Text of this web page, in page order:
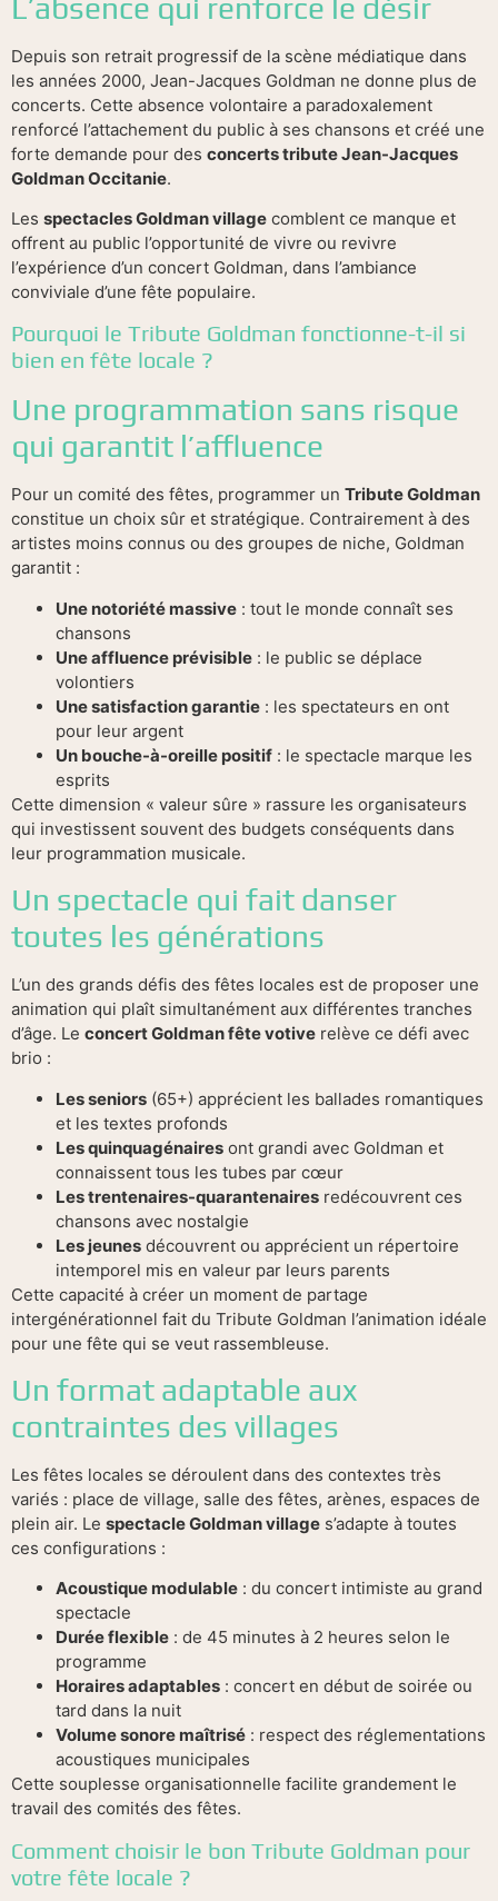
L’absence qui renforce le désir
Depuis son retrait progressif de la scène médiatique dans
les années 2000, Jean-Jacques Goldman ne donne plus de
concerts. Cette absence volontaire a paradoxalement
renforcé l’attachement du public à ses chansons et créé une
forte demande pour des concerts tribute Jean-Jacques
Goldman Occitanie.
Les spectacles Goldman village comblent ce manque et
offrent au public l’opportunité de vivre ou revivre
l’expérience d’un concert Goldman, dans l’ambiance
conviviale d’une fête populaire.
Pourquoi le Tribute Goldman fonctionne-t-il si
bien en fête locale ?
Une programmation sans risque
qui garantit l’affluence
Pour un comité des fêtes, programmer un Tribute Goldman
constitue un choix sûr et stratégique. Contrairement à des
artistes moins connus ou des groupes de niche, Goldman
garantit :
Une notoriété massive : tout le monde connaît ses
chansons
Une affluence prévisible : le public se déplace
volontiers
Une satisfaction garantie : les spectateurs en ont
pour leur argent
Un bouche-à-oreille positif : le spectacle marque les
esprits
Cette dimension « valeur sûre » rassure les organisateurs
qui investissent souvent des budgets conséquents dans
leur programmation musicale.
Un spectacle qui fait danser
toutes les générations
L’un des grands défis des fêtes locales est de proposer une
animation qui plaît simultanément aux différentes tranches
d’âge. Le concert Goldman fête votive relève ce défi avec
brio :
Les seniors (65+) apprécient les ballades romantiques
et les textes profonds
Les quinquagénaires ont grandi avec Goldman et
connaissent tous les tubes par cœur
Les trentenaires-quarantenaires redécouvrent ces
chansons avec nostalgie
Les jeunes découvrent ou apprécient un répertoire
intemporel mis en valeur par leurs parents
Cette capacité à créer un moment de partage
intergénérationnel fait du Tribute Goldman l’animation idéale
pour une fête qui se veut rassembleuse.
Un format adaptable aux
contraintes des villages
Les fêtes locales se déroulent dans des contextes très
variés : place de village, salle des fêtes, arènes, espaces de
plein air. Le spectacle Goldman village s’adapte à toutes
ces configurations :
Acoustique modulable : du concert intimiste au grand
spectacle
Durée flexible : de 45 minutes à 2 heures selon le
programme
Horaires adaptables : concert en début de soirée ou
tard dans la nuit
Volume sonore maîtrisé : respect des réglementations
acoustiques municipales
Cette souplesse organisationnelle facilite grandement le
travail des comités des fêtes.
Comment choisir le bon Tribute Goldman pour
votre fête locale ?